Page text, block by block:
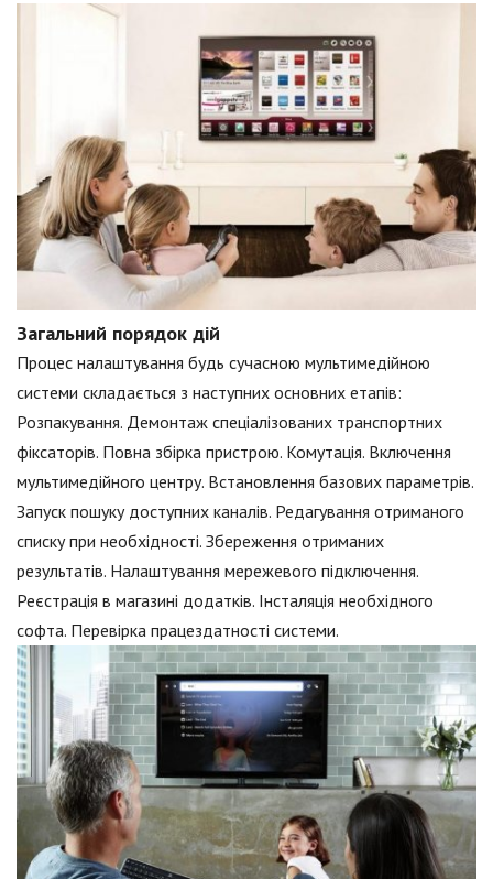
Загальний порядок дій
Процес налаштування будь сучасною мультимедійною
системи складається з наступних основних етапів:
Розпакування. Демонтаж спеціалізованих транспортних
фіксаторів. Повна збірка пристрою. Комутація. Включення
мультимедійного центру. Встановлення базових параметрів.
Запуск пошуку доступних каналів. Редагування отриманого
списку при необхідності. Збереження отриманих
результатів. Налаштування мережевого підключення.
Реєстрація в магазині додатків. Інсталяція необхідного
софта. Перевірка працездатності системи.